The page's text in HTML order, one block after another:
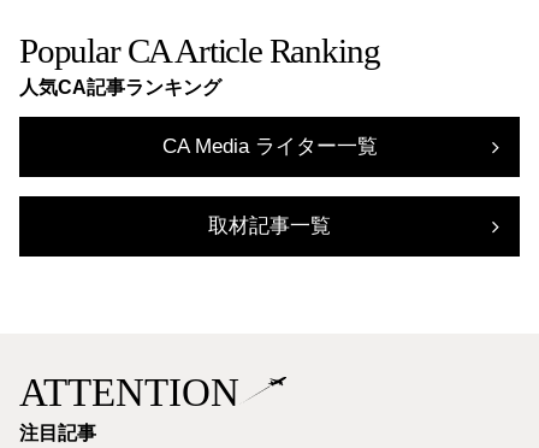
Popular CA Article Ranking
人気CA記事ランキング
CA Media ライター一覧
取材記事一覧
ATTENTION
注目記事